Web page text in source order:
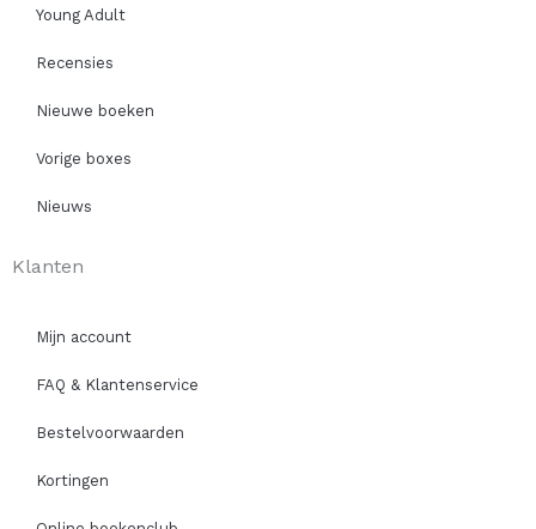
Young Adult
Recensies
Nieuwe boeken
Vorige boxes
Nieuws
Klanten
Mijn account
FAQ & Klantenservice
Bestelvoorwaarden
Kortingen